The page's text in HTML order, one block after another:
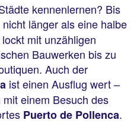
kennenlernen? Bis
länger als eine halbe
mit unzähligen
Bauwerken bis zu
Auch der
ist einen Ausflug wert –
einem Besuch des
Puerto de Pollenca.